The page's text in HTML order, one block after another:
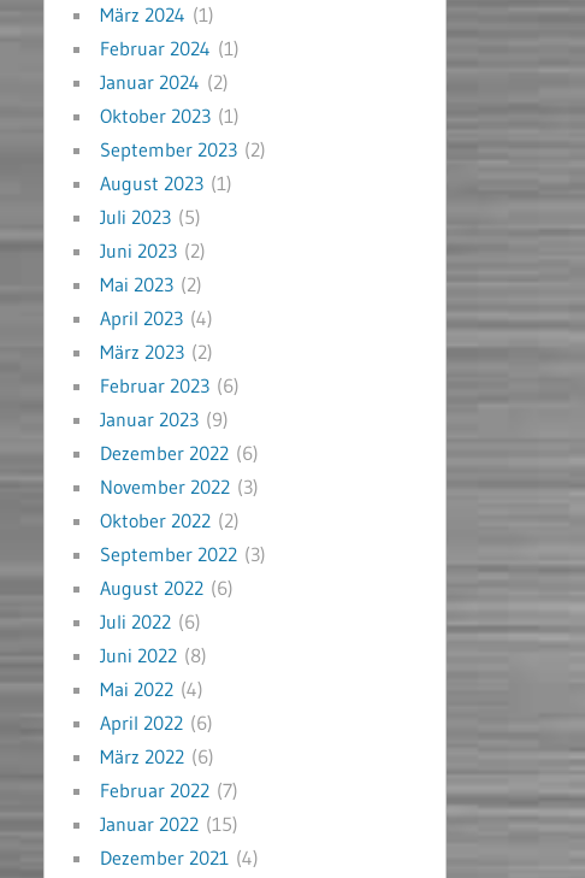
März 2024 (1)
Februar 2024 (1)
Januar 2024 (2)
Oktober 2023 (1)
September 2023 (2)
August 2023 (1)
Juli 2023 (5)
Juni 2023 (2)
Mai 2023 (2)
April 2023 (4)
März 2023 (2)
Februar 2023 (6)
Januar 2023 (9)
Dezember 2022 (6)
November 2022 (3)
Oktober 2022 (2)
September 2022 (3)
August 2022 (6)
Juli 2022 (6)
Juni 2022 (8)
Mai 2022 (4)
April 2022 (6)
März 2022 (6)
Februar 2022 (7)
Januar 2022 (15)
Dezember 2021 (4)